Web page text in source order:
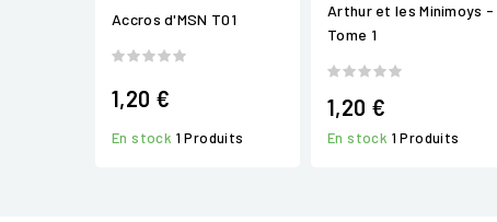
Accros d'MSN T01
1,20 €
En stock 1 Produits
Arthur et les Minimoys -
Tome 1
1,20 €
En stock 1 Produits